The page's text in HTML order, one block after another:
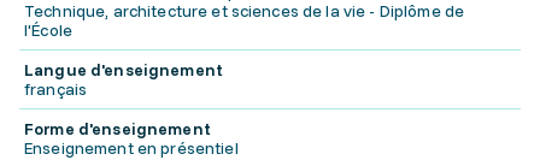
Technique, architecture et sciences de la vie - Diplôme de
l'École
Langue d'enseignement
français
Forme d'enseignement
Enseignement en présentiel